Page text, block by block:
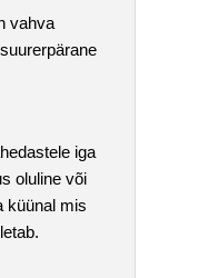
vahva
iga
oluline või
küünal mis